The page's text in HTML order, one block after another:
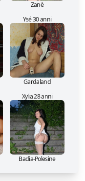
Zanè
Ysé 30 anni
Gardaland
Xylia 28 anni
Badia-Polesine